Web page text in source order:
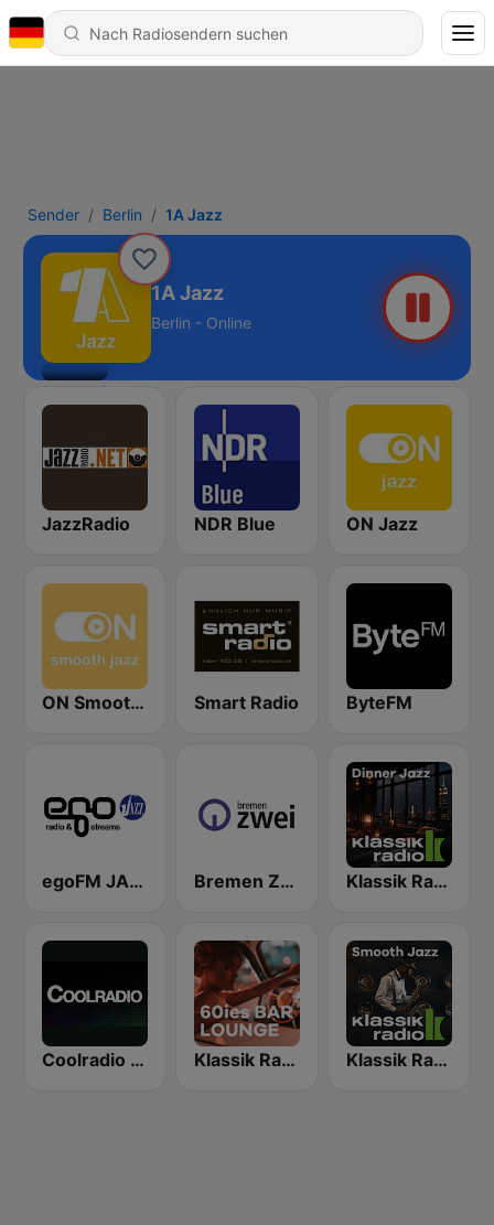
Sender Berlin 1A Jazz
1A Jazz
Berlin - Online
JazzRadio NDR Blue ON Jazz
ON Smooth Jazz Smart Radio ByteFM
egoFM JAZZ Bremen Zwei Klassik Radio Dinner Jazz
Coolradio Jazz Klassik Radio 60ies Bar Lounge Klassik Radio Smooth Jazz